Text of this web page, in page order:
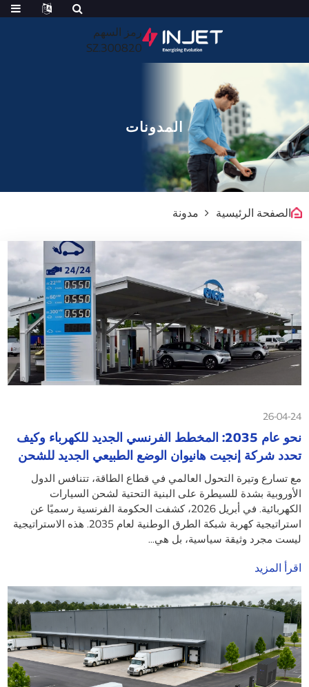
رمز السهم
300820.SZ
المدونات
الصفحة الرئيسية مدونة
26-04-24
نحو عام 2035: المخطط الفرنسي الجديد للكهرباء وكيف
تحدد شركة إنجيت هانيوان الوضع الطبيعي الجديد للشحن
على نطاق الميغاواط
مع تسارع وتيرة التحول العالمي في قطاع الطاقة، تتنافس الدول
الأوروبية بشدة للسيطرة على البنية التحتية لشحن السيارات
الكهربائية. في أبريل 2026، كشفت الحكومة الفرنسية رسميًا عن
استراتيجية كهربة شبكة الطرق الوطنية لعام 2035. هذه الاستراتيجية
ليست مجرد وثيقة سياسية، بل هي...
اقرأ المزيد